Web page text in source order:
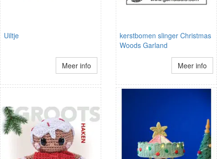
Uiltje
Meer info
kerstbomen slinger Christmas
Woods Garland
Meer info